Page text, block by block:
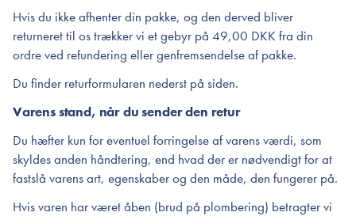
Hvis du ikke afhenter din pakke, og den derved bliver
returneret til os trækker vi et gebyr på 49,00 DKK fra din
ordre ved refundering eller genfremsendelse af pakke.
Du finder returformularen nederst på siden.
Varens stand, når du sender den retur
Du hæfter kun for eventuel forringelse af varens værdi, som
skyldes anden håndtering, end hvad der er nødvendigt for at
fastslå varens art, egenskaber og den måde, den fungerer på.
Hvis varen har været åben (brud på plombering) betragter vi